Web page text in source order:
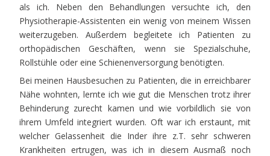
als ich. Neben den Behandlungen versuchte ich, den
Physiotherapie-Assistenten ein wenig von meinem Wissen
weiterzugeben. Außerdem begleitete ich Patienten zu
orthopädischen Geschäften, wenn sie Spezialschuhe,
Rollstühle oder eine Schienenversorgung benötigten.
Bei meinen Hausbesuchen zu Patienten, die in erreichbarer
Nähe wohnten, lernte ich wie gut die Menschen trotz ihrer
Behinderung zurecht kamen und wie vorbildlich sie von
ihrem Umfeld integriert wurden. Oft war ich erstaunt, mit
welcher Gelassenheit die Inder ihre z.T. sehr schweren
Krankheiten ertrugen, was ich in diesem Ausmaß noch